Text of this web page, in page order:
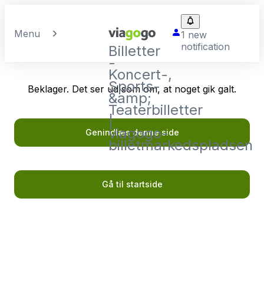
Menu
Billetter
-
Koncert-,
Sports-
&amp;
Teaterbilletter
|
viagogo-
billetmarkedspladsen
1 new
notification
Beklager. Det ser ud som om, at noget gik galt.
Genindlæs denne side
Gå til startside